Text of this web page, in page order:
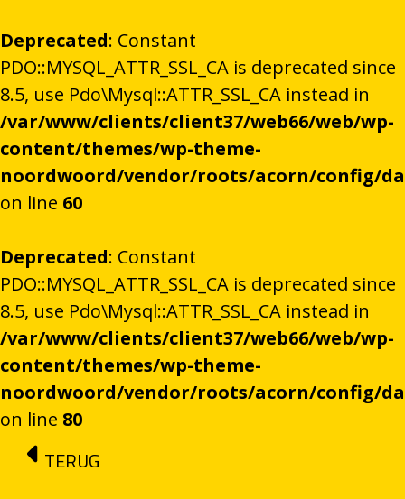
Deprecated: Constant
PDO::MYSQL_ATTR_SSL_CA is deprecated since
8.5, use Pdo\Mysql::ATTR_SSL_CA instead in
/var/www/clients/client37/web66/web/wp-
content/themes/wp-theme-
noordwoord/vendor/roots/acorn/config/
on line 60
Deprecated: Constant
PDO::MYSQL_ATTR_SSL_CA is deprecated since
8.5, use Pdo\Mysql::ATTR_SSL_CA instead in
/var/www/clients/client37/web66/web/wp-
content/themes/wp-theme-
noordwoord/vendor/roots/acorn/config/
on line 80
Ga naar de inhoud
TERUG